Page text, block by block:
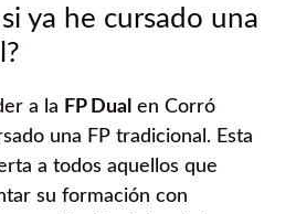
ya he cursado una
a la FP Dual en Corró
una FP tradicional. Esta
a todos aquellos que
su formación con